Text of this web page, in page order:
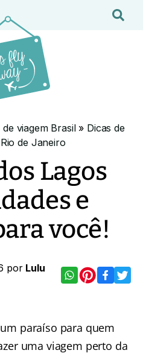
de viagem Brasil» Dicas de
de Janeiro
Lagos
e
você!
por Lulu
um paraíso para quem
uma viagem perto da